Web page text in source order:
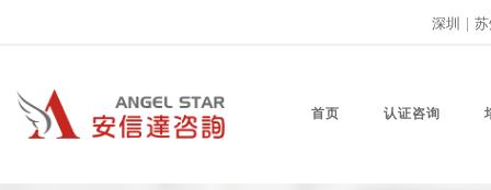
深圳 |
首页 认证咨询